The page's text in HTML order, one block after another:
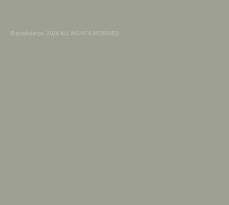
©sosikdaryo. 2026 ALL RIGHTS RESERVED